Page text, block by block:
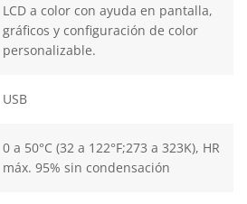
LCD a color con ayuda en pantalla,
gráficos y configuración de color
personalizable.
USB
0 a 50°C (32 a 122°F;273 a 323K), HR
máx. 95% sin condensación